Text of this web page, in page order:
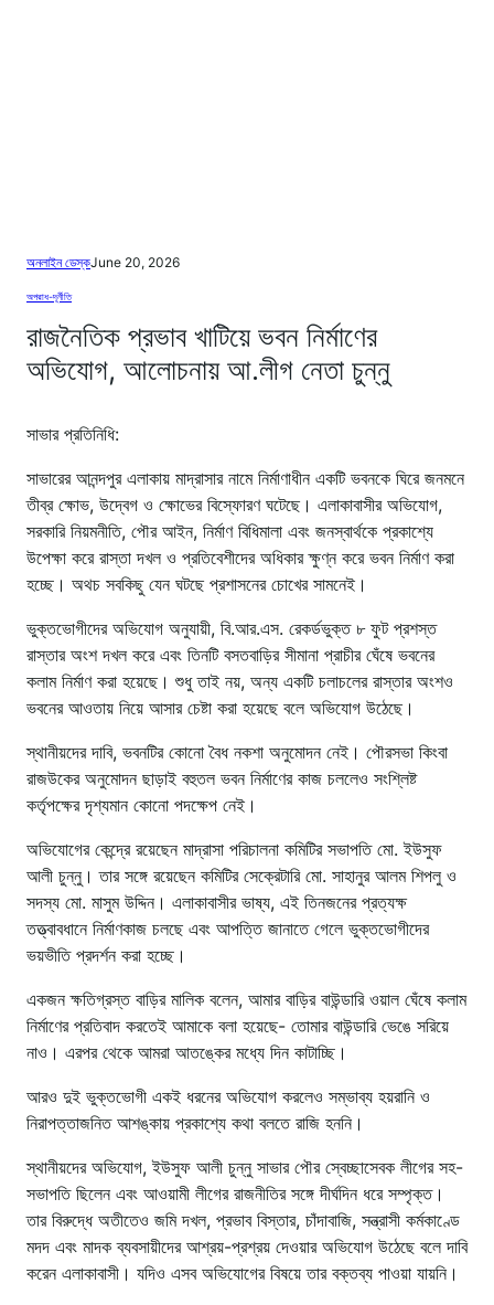
অনলাইন ডেস্কJune 20, 2026
অপরাধ-দূর্নীতি
রাজনৈতিক প্রভাব খাটিয়ে ভবন নির্মাণের
অভিযোগ, আলোচনায় আ.লীগ নেতা চুন্নু
সাভার প্রতিনিধি:
সাভারের আনন্দপুর এলাকায় মাদ্রাসার নামে নির্মাণাধীন একটি ভবনকে ঘিরে জনমনে
তীব্র ক্ষোভ, উদ্বেগ ও ক্ষোভের বিস্ফোরণ ঘটেছে। এলাকাবাসীর অভিযোগ,
সরকারি নিয়মনীতি, পৌর আইন, নির্মাণ বিধিমালা এবং জনস্বার্থকে প্রকাশ্যে
উপেক্ষা করে রাস্তা দখল ও প্রতিবেশীদের অধিকার ক্ষুণ্ন করে ভবন নির্মাণ করা
হচ্ছে। অথচ সবকিছু যেন ঘটছে প্রশাসনের চোখের সামনেই।
ভুক্তভোগীদের অভিযোগ অনুযায়ী, বি.আর.এস. রেকর্ডভুক্ত ৮ ফুট প্রশস্ত
রাস্তার অংশ দখল করে এবং তিনটি বসতবাড়ির সীমানা প্রাচীর ঘেঁষে ভবনের
কলাম নির্মাণ করা হয়েছে। শুধু তাই নয়, অন্য একটি চলাচলের রাস্তার অংশও
ভবনের আওতায় নিয়ে আসার চেষ্টা করা হয়েছে বলে অভিযোগ উঠেছে।
স্থানীয়দের দাবি, ভবনটির কোনো বৈধ নকশা অনুমোদন নেই। পৌরসভা কিংবা
রাজউকের অনুমোদন ছাড়াই বহুতল ভবন নির্মাণের কাজ চললেও সংশ্লিষ্ট
কর্তৃপক্ষের দৃশ্যমান কোনো পদক্ষেপ নেই।
অভিযোগের কেন্দ্রে রয়েছেন মাদ্রাসা পরিচালনা কমিটির সভাপতি মো. ইউসুফ
আলী চুন্নু। তার সঙ্গে রয়েছেন কমিটির সেক্রেটারি মো. সাহানুর আলম শিপলু ও
সদস্য মো. মাসুম উদ্দিন। এলাকাবাসীর ভাষ্য, এই তিনজনের প্রত্যক্ষ
তত্ত্বাবধানে নির্মাণকাজ চলছে এবং আপত্তি জানাতে গেলে ভুক্তভোগীদের
ভয়ভীতি প্রদর্শন করা হচ্ছে।
একজন ক্ষতিগ্রস্ত বাড়ির মালিক বলেন, আমার বাড়ির বাউন্ডারি ওয়াল ঘেঁষে কলাম
নির্মাণের প্রতিবাদ করতেই আমাকে বলা হয়েছে- তোমার বাউন্ডারি ভেঙে সরিয়ে
নাও। এরপর থেকে আমরা আতঙ্কের মধ্যে দিন কাটাচ্ছি।
আরও দুই ভুক্তভোগী একই ধরনের অভিযোগ করলেও সম্ভাব্য হয়রানি ও
নিরাপত্তাজনিত আশঙ্কায় প্রকাশ্যে কথা বলতে রাজি হননি।
স্থানীয়দের অভিযোগ, ইউসুফ আলী চুন্নু সাভার পৌর স্বেচ্ছাসেবক লীগের সহ-
সভাপতি ছিলেন এবং আওয়ামী লীগের রাজনীতির সঙ্গে দীর্ঘদিন ধরে সম্পৃক্ত।
তার বিরুদ্ধে অতীতেও জমি দখল, প্রভাব বিস্তার, চাঁদাবাজি, সন্ত্রাসী কর্মকাণ্ডে
মদদ এবং মাদক ব্যবসায়ীদের আশ্রয়-প্রশ্রয় দেওয়ার অভিযোগ উঠেছে বলে দাবি
করেন এলাকাবাসী। যদিও এসব অভিযোগের বিষয়ে তার বক্তব্য পাওয়া যায়নি।